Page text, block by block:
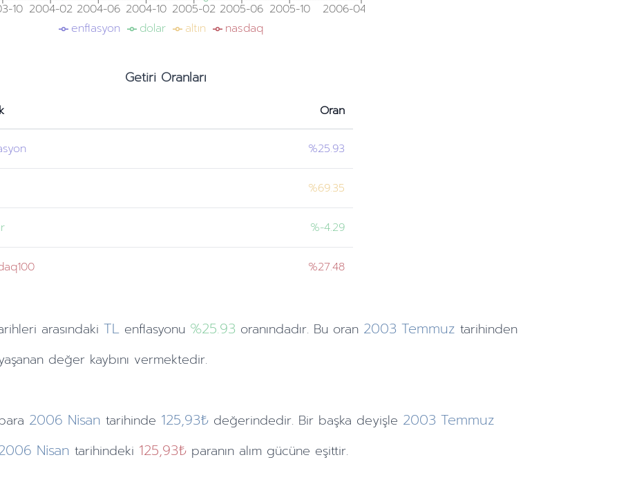
10 2004-02 2004-06 2004-10 2005-02 2005-06 2005-10 2006-04
enflasyon dolar altın nasdaq
Getiri Oranları
Oran
%25.93
%69.35
%-4.29
%27.48
arasındaki TL enflasyonu %25.93 oranındadır. Bu oran 2003 Temmuz tarihinden
değer kaybını vermektedir.
2006 Nisan tarihinde 125,93₺ değerindedir. Bir başka deyişle 2003 Temmuz
Nisan tarihindeki 125,93₺ paranın alım gücüne eşittir.